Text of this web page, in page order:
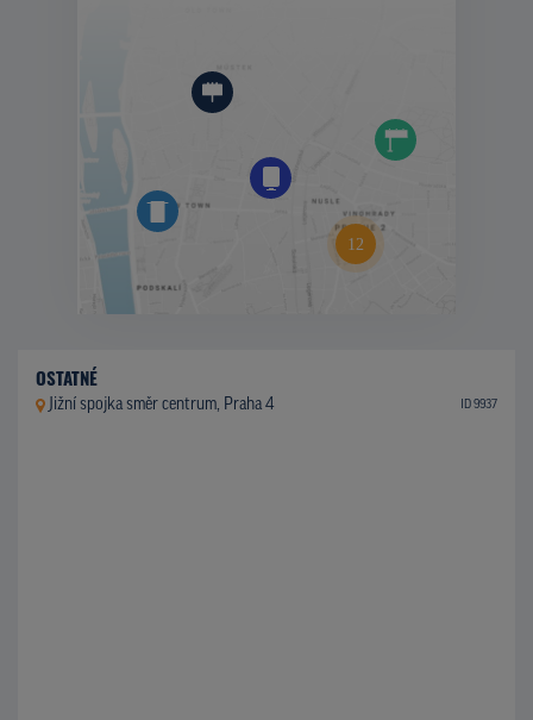
OSTATNÉ
Jižní spojka směr centrum, Praha 4 ID 9937